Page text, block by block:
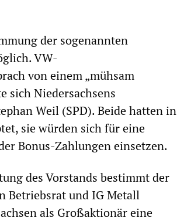
der sogenannten
VW-
von einem „mühsam
sich Niedersachsens
Weil (SPD). Beide hatten in
sie würden sich für eine
Bonus-Zahlungen einsetzen.
des Vorstands bestimmt der
Betriebsrat und IG Metall
als Großaktionär eine